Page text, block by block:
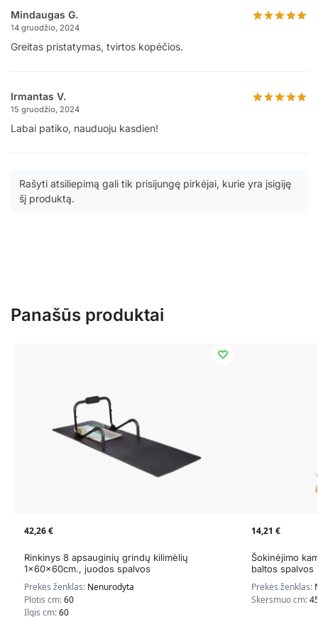
Mindaugas G.
14 gruodžio, 2024
Greitas pristatymas, tvirtos kopėčios.
Irmantas V.
15 gruodžio, 2024
Labai patiko, nauduoju kasdien!
Rašyti atsiliepimą gali tik prisijungę pirkėjai, kurie yra įsigiję
šį produktą.
Panašūs produktai
42,26€
Rinkinys 8 apsauginių grindų kilimėlių
1x60x60cm., juodos spalvos
Prekės ženklas: Nenurodyta
Plotis cm:60
Ilgis cm:60
14,21 €
Šokinėjimo
baltos spalvos
Prekės ženklas:
Skersmuo cm: